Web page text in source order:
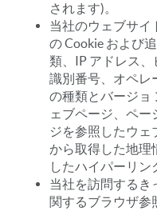
されます)。
当社のウェブサイ
の Cookie および
類、IP アドレス
識別番号、オペレ
の種類とバージョ
ェブページ、ペ
ジを参照したウェ
から取得した地理
したハイパーリン
当社を訪問するき
関するブラウザ参